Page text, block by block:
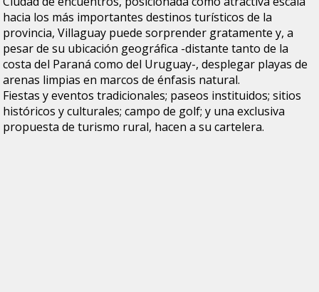
hacia los más importantes destinos turísticos de la
provincia, Villaguay puede sorprender gratamente y, a
pesar de su ubicación geográfica -distante tanto de la
costa del Paraná como del Uruguay-, desplegar playas de
arenas limpias en marcos de énfasis natural.
Fiestas y eventos tradicionales; paseos instituidos; sitios
históricos y culturales; campo de golf; y una exclusiva
propuesta de turismo rural, hacen a su cartelera.